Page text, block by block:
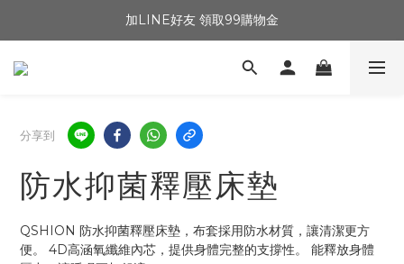
加LINE好友 領取99購物金
分享到
防水抑菌釋壓床墊
QSHION 防水抑菌釋壓床墊，布套採用防水材質，讓清潔更方
便。 4D高涵氧纖維內芯，提供身體完整的支撐性。 能釋放身體